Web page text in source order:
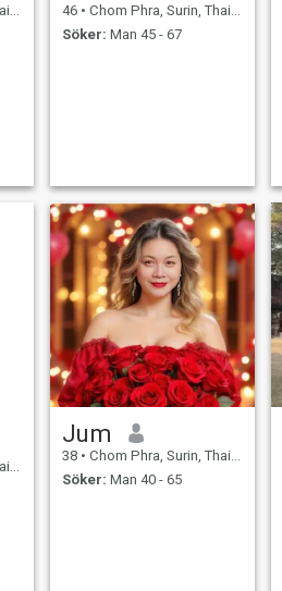
46 • Chom Phra, Surin, Thailand
Söker: Man 45 - 67
Jum
38 • Chom Phra, Surin, Thailand
Söker: Man 40 - 65